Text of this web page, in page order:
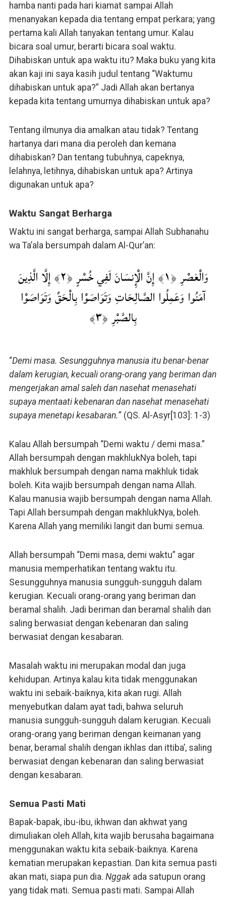
hamba nanti pada hari kiamat sampai Allah
menanyakan kepada dia tentang empat perkara; yang
pertama kali Allah tanyakan tentang umur. Kalau
bicara soal umur, berarti bicara soal waktu.
Dihabiskan untuk apa waktu itu? Maka buku yang kita
akan kaji ini saya kasih judul tentang “Waktumu
dihabiskan untuk apa?” Jadi Allah akan bertanya
kepada kita tentang umurnya dihabiskan untuk apa?
Tentang ilmunya dia amalkan atau tidak? Tentang
hartanya dari mana dia peroleh dan kemana
dihabiskan? Dan tentang tubuhnya, capeknya,
lelahnya, letihnya, dihabiskan untuk apa? Artinya
digunakan untuk apa?
Waktu Sangat Berharga
Waktu ini sangat berharga, sampai Allah Subhanahu
wa Ta’ala bersumpah dalam Al-Qur’an:
وَالْعَصْرِ ﴿١﴾ إِنَّ الْإِنسَانَ لَفِي خُسْرٍ ﴿٢﴾ إِلَّا الَّذِينَ
آمَنُوا وَعَمِلُوا الصَّالِحَاتِ وَتَوَاصَوْا بِالْحَقِّ وَتَوَاصَوْا
بِالصَّبْرِ ﴿٣﴾
“Demi masa. Sesungguhnya manusia itu benar-benar
dalam kerugian, kecuali orang-orang yang beriman dan
mengerjakan amal saleh dan nasehat menasehati
supaya mentaati kebenaran dan nasehat menasehati
supaya menetapi kesabaran.” (QS. Al-Asyr[103]: 1-3)
Kalau Allah bersumpah “Demi waktu / demi masa.”
Allah bersumpah dengan makhlukNya boleh, tapi
makhluk bersumpah dengan nama makhluk tidak
boleh. Kita wajib bersumpah dengan nama Allah.
Kalau manusia wajib bersumpah dengan nama Allah.
Tapi Allah bersumpah dengan makhlukNya, boleh.
Karena Allah yang memiliki langit dan bumi semua.
Allah bersumpah “Demi masa, demi waktu” agar
manusia memperhatikan tentang waktu itu.
Sesungguhnya manusia sungguh-sungguh dalam
kerugian. Kecuali orang-orang yang beriman dan
beramal shalih. Jadi beriman dan beramal shalih dan
saling berwasiat dengan kebenaran dan saling
berwasiat dengan kesabaran.
Masalah waktu ini merupakan modal dan juga
kehidupan. Artinya kalau kita tidak menggunakan
waktu ini sebaik-baiknya, kita akan rugi. Allah
menyebutkan dalam ayat tadi, bahwa seluruh
manusia sungguh-sungguh dalam kerugian. Kecuali
orang-orang yang beriman dengan keimanan yang
benar, beramal shalih dengan ikhlas dan ittiba’, saling
berwasiat dengan kebenaran dan saling berwasiat
dengan kesabaran.
Semua Pasti Mati
Bapak-bapak, ibu-ibu, ikhwan dan akhwat yang
dimuliakan oleh Allah, kita wajib berusaha bagaimana
menggunakan waktu kita sebaik-baiknya. Karena
kematian merupakan kepastian. Dan kita semua pasti
akan mati, siapa pun dia. Nggakada satupun orang
yang tidak mati. Semua pasti mati. Sampai Allah